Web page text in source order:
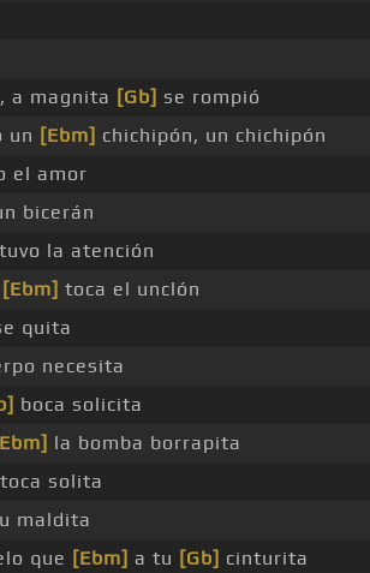
a magnita [Gb] se rompió
un [Ebm] chichipón, un chichipón
el amor
bicerán
tuvo la atención
[Ebm] toca el unclón
quita
necesita
boca solicita
la bomba borrapita
solita
maldita
que [Ebm] a tu [Gb] cinturita